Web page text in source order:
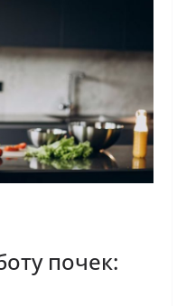
почек: